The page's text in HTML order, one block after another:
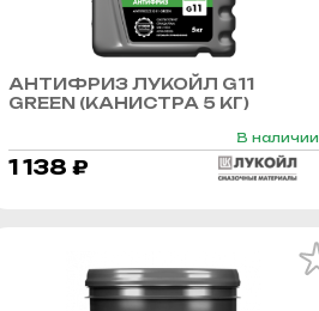
АНТИФРИЗ ЛУКОЙЛ G11
GREEN (КАНИСТРА 5 КГ)
В наличии
1 138 ₽